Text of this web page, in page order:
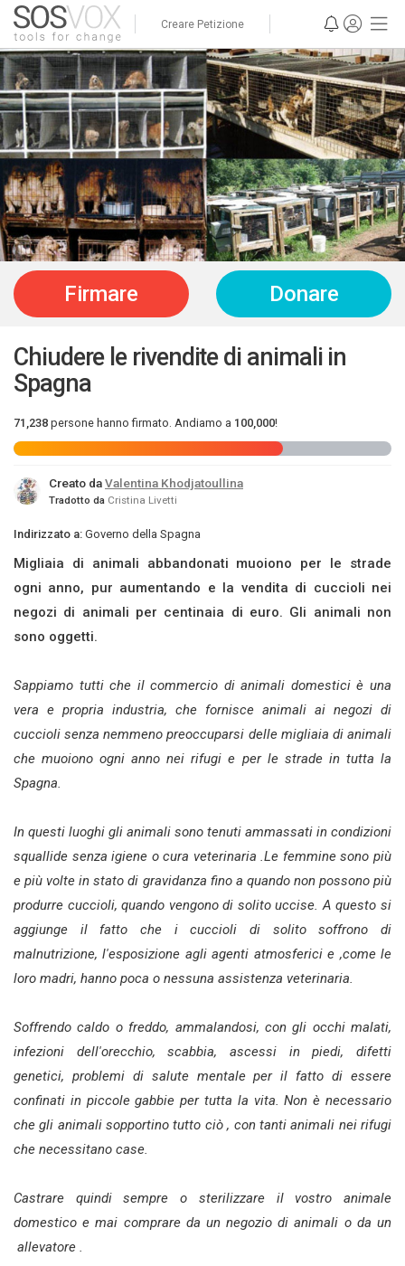
Creare Petizione
Firmare Donare
Chiudere le rivendite di animali in
Spagna
71,238 persone hanno firmato. Andiamo a 100,000!
Creato daValentina Khodjatoullina
Tradotto da Cristina Livetti
Indirizzato a: Governo della Spagna
Migliaia di animali abbandonati muoiono per le strade
ogni anno, pur aumentando e la vendita di cuccioli nei
negozi di animali per centinaia di euro. Gli animali non
sono oggetti.
Sappiamo tutti che il commercio di animali domestici è una
vera e propria industria, che fornisce animali ai negozi di
cuccioli senza nemmeno preoccuparsi delle migliaia di animali
che muoiono ogni anno nei rifugi e per le strade in tutta la
Spagna.
In questi luoghi gli animali sono tenuti ammassati in condizioni
squallide senza igiene o cura veterinaria .Le femmine sono più
e più volte in stato di gravidanza fino a quando non possono più
produrre cuccioli, quando vengono di solito uccise. A questo si
aggiunge il fatto che i cuccioli di solito soffrono di
malnutrizione, l'esposizione agli agenti atmosferici e ,come le
loro madri, hanno poca o nessuna assistenza veterinaria.
Soffrendo caldo o freddo, ammalandosi, con gli occhi malati,
infezioni dell'orecchio, scabbia, ascessi in piedi, difetti
genetici, problemi di salute mentale per il fatto di essere
confinati in piccole gabbie per tutta la vita. Non è necessario
che gli animali sopportino tutto ciò , con tanti animali nei rifugi
che necessitano case.
Castrare quindi sempre o sterilizzare il vostro animale
domestico e mai comprare da un negozio di animali o da un
allevatore .